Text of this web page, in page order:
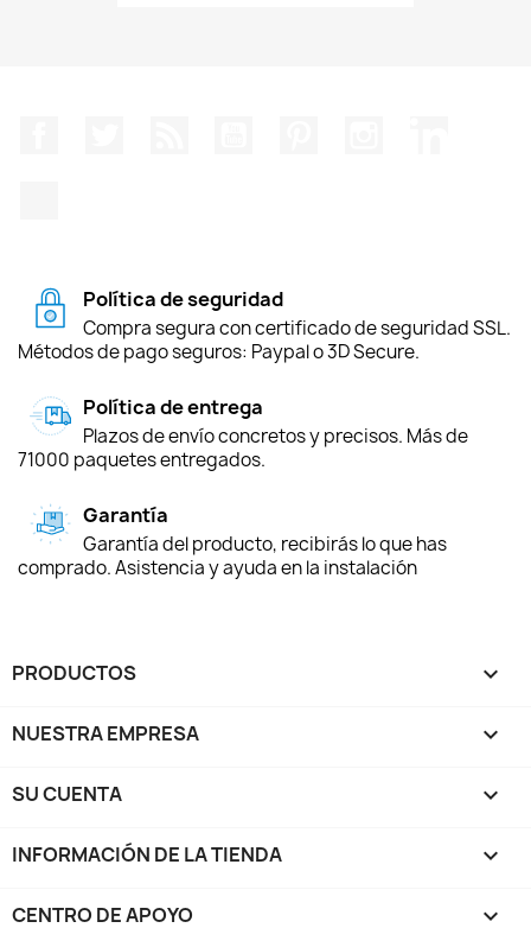
Política de seguridad
Compra segura con certificado de seguridad SSL.
Métodos de pago seguros: Paypal o 3D Secure.
Política de entrega
Plazos de envío concretos y precisos. Más de
71000 paquetes entregados.
Garantía
Garantía del producto, recibirás lo que has
comprado. Asistencia y ayuda en la instalación
PRODUCTOS 
NUESTRA EMPRESA 
SU CUENTA 
INFORMACIÓN DE LA TIENDA keyboard_arrow_down
CENTRO DE APOYO 